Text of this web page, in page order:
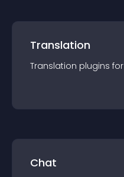
Translation
Translation plugins for
Chat